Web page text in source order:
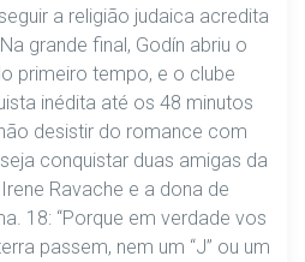
a religião judaica acredita
grande final, Godín abriu o
primeiro tempo, e o clube
inédita até os 48 minutos
desistir do romance com
conquistar duas amigas da
Ravache e a dona de
18: “Porque em verdade vos
passem, nem um “J” ou um